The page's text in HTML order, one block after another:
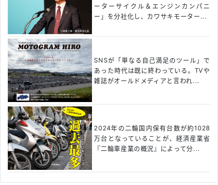
ーターサイクル＆エンジンカンパニ
ー」を分社化し、カワサキモーター...
SNSが「単なる自己満足のツール」で
あった時代は既に終わっている。TVや
雑誌がオールドメディアと言われ...
2024年の二輪国内保有台数が約1028
万台となっていることが、経済産業省
『二輪車産業の概況』によって分...